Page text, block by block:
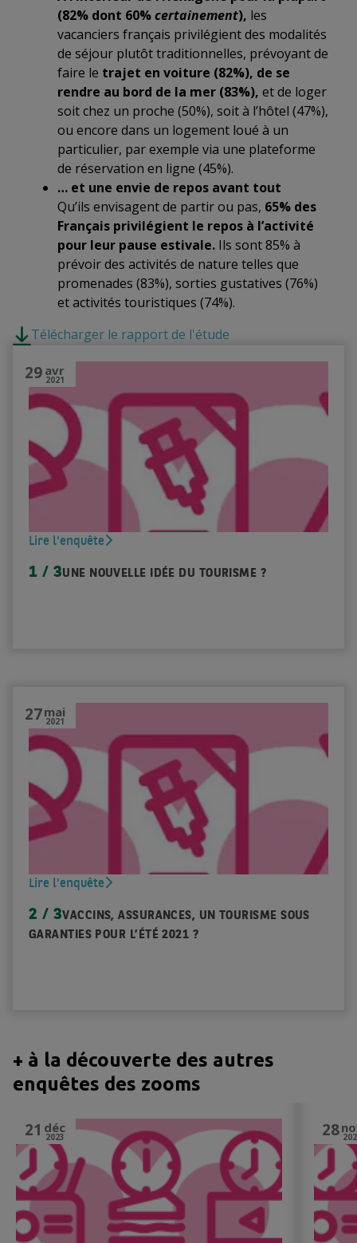
(82% dont 60%certainement), les
vacanciers français privilégient des modalités
de séjour plutôt traditionnelles, prévoyant de
faire le trajet en voiture (82%), de se
rendre au bord de la mer (83%), et de loger
soit chez un proche (50%), soit à l’hôtel (47%),
ou encore dans un logement loué à un
particulier, par exemple via une plateforme
de réservation en ligne (45%).
… et une envie de repos avant tout
Qu’ils envisagent de partir ou pas, 65% des
Français privilégient le repos à l’activité
pour leur pause estivale. Ils sont 85% à
prévoir des activités de nature telles que
promenades (83%), sorties gustatives (76%)
et activités touristiques (74%).
Télécharger le rapport de l'étude
29 avr
2021
Lire l'enquête
1 / 3UNE NOUVELLE IDÉE DU TOURISME ?
27mai
2021
Lire l'enquête
2 / 3VACCINS, ASSURANCES, UN TOURISME SOUS
GARANTIES POUR L’ÉTÉ 2021 ?
+ à la découverte des autres
enquêtes des zooms
21 déc
2023 28